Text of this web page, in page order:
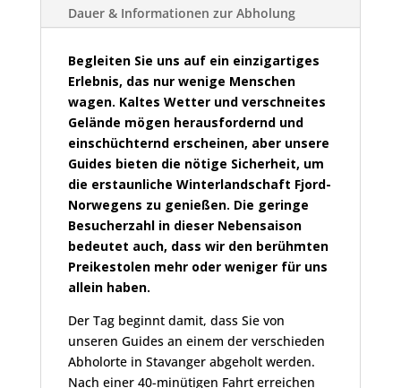
Dauer & Informationen zur Abholung
Begleiten Sie uns auf ein einzigartiges
Erlebnis, das nur wenige Menschen
wagen. Kaltes Wetter und verschneites
Gelände mögen herausfordernd und
einschüchternd erscheinen, aber unsere
Guides bieten die nötige Sicherheit, um
die erstaunliche Winterlandschaft Fjord-
Norwegens zu genießen. Die geringe
Besucherzahl in dieser Nebensaison
bedeutet auch, dass wir den berühmten
Preikestolen mehr oder weniger für uns
allein haben.
Der Tag beginnt damit, dass Sie von
unseren Guides an einem der verschieden
Abholorte in Stavanger abgeholt werden.
Nach einer 40-minütigen Fahrt erreichen